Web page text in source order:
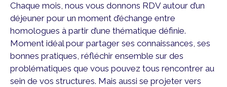
Chaque mois, nous vous donnons RDV autour d’un
déjeuner pour un moment d’échange entre
homologues à partir d’une thématique définie.
Moment idéal pour partager ses connaissances, ses
bonnes pratiques, réfléchir ensemble sur des
problématiques que vous pouvez tous rencontrer au
sein de vos structures. Mais aussi se projeter vers